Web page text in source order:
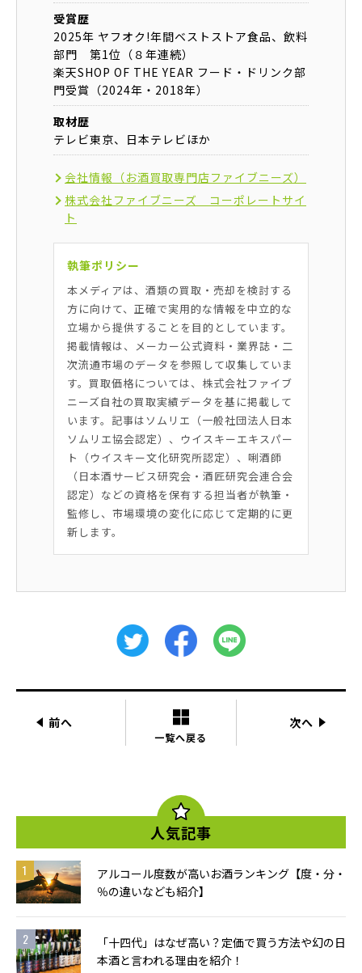
受賞歴
2025年 ヤフオク!年間ベストストア食品、飲料
部門 第1位（８年連続）
楽天SHOP OF THE YEAR フード・ドリンク部
門受賞（2024年・2018年）
取材歴
テレビ東京、日本テレビほか
会社情報（お酒買取専門店ファイブニーズ）
株式会社ファイブニーズ コーポレートサイ
ト
執筆ポリシー
本メディアは、酒類の買取・売却を検討する
方に向けて、正確で実用的な情報を中立的な
立場から提供することを目的としています。
掲載情報は、メーカー公式資料・業界誌・二
次流通市場のデータを参照して収集していま
す。買取価格については、株式会社ファイブ
ニーズ自社の買取実績データを基に掲載して
います。記事はソムリエ（一般社団法人日本
ソムリエ協会認定）、ウイスキーエキスパー
ト（ウイスキー文化研究所認定）、唎酒師
（日本酒サービス研究会・酒匠研究会連合会
認定）などの資格を保有する担当者が執筆・
監修し、市場環境の変化に応じて定期的に更
新します。
前へ
一覧へ戻る
次へ
人気記事
アルコール度数が高いお酒ランキング【度・分・
％の違いなども紹介】
「十四代」はなぜ高い？定価で買う方法や幻の日
本酒と言われる理由を紹介！